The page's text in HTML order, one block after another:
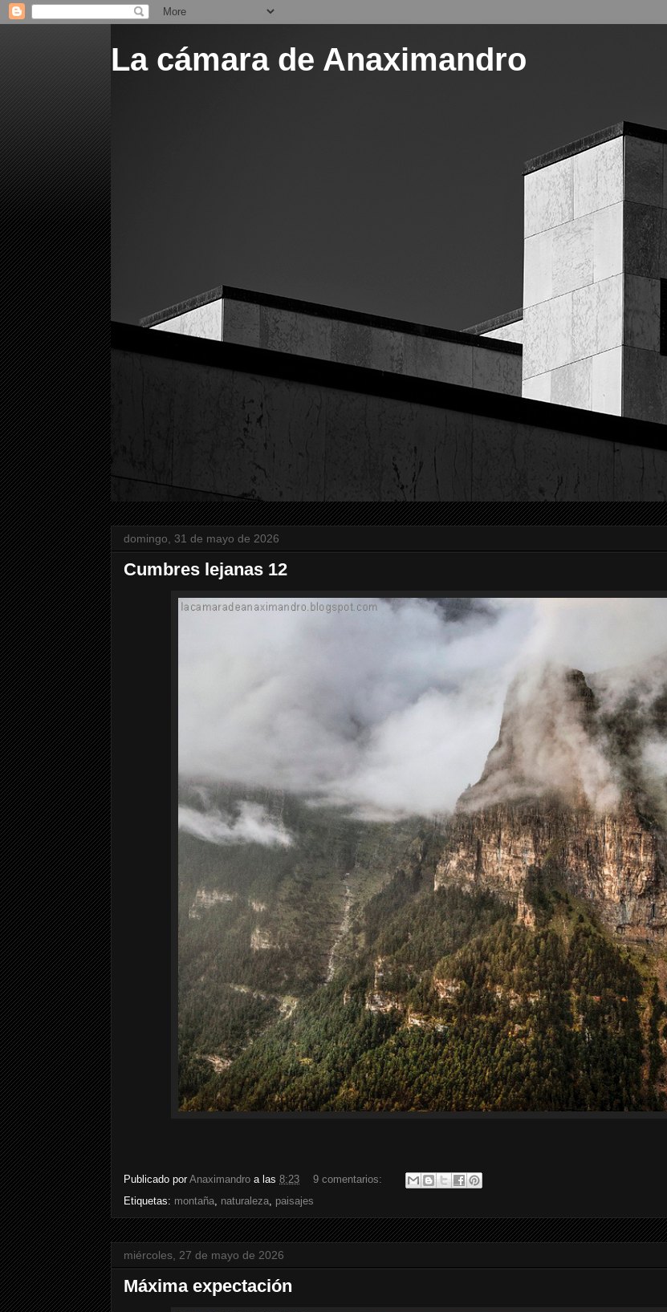
La cámara de Anaximandro
domingo, 31 de mayo de 2026
Cumbres lejanas 12
Publicado por Anaximandro a las 8:23
9 comentarios:
Etiquetas: montaña, naturaleza, paisajes
miércoles, 27 de mayo de 2026
Máxima expectación